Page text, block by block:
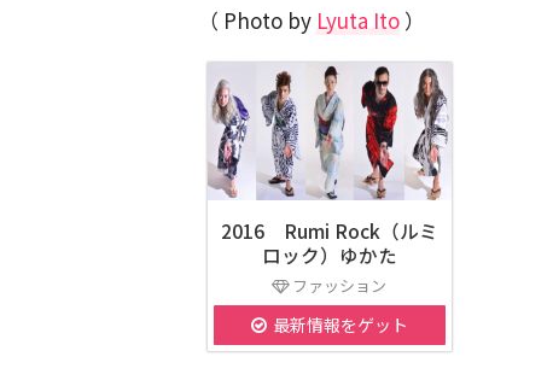
（ Photo by Lyuta Ito ）
2016 Rumi Rock（ルミ
ロック）ゆかた
ファッション
最新情報をゲット